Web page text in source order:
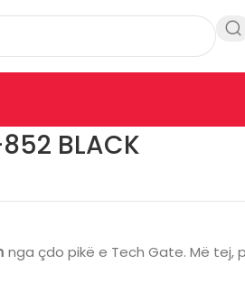
BLACK
nga çdo pikë e Tech Gate. Më tej,